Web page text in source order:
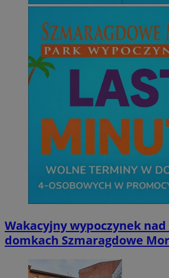
Wakacyjny wypoczynek
domkach Szmaragdowe